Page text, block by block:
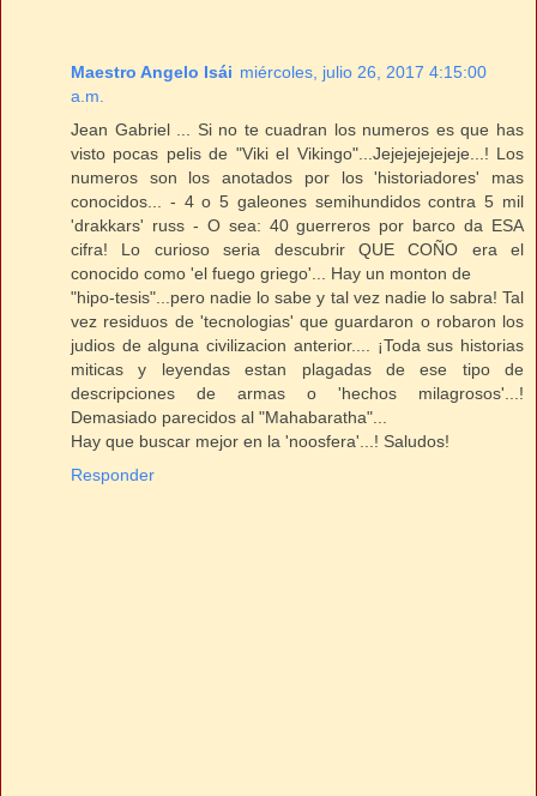
Maestro Angelo Isái miércoles, julio 26, 2017 4:15:00
a.m.
Jean Gabriel ... Si no te cuadran los numeros es que has
visto pocas pelis de "Viki el Vikingo"...Jejejejejejeje...! Los
numeros son los anotados por los 'historiadores' mas
conocidos... - 4 o 5 galeones semihundidos contra 5 mil
'drakkars' russ - O sea: 40 guerreros por barco da ESA
cifra! Lo curioso seria descubrir QUE COÑO era el
conocido como 'el fuego griego'... Hay un monton de
"hipo-tesis"...pero nadie lo sabe y tal vez nadie lo sabra! Tal
vez residuos de 'tecnologias' que guardaron o robaron los
judios de alguna civilizacion anterior.... ¡Toda sus historias
miticas y leyendas estan plagadas de ese tipo de
descripciones de armas o 'hechos milagrosos'...!
Demasiado parecidos al "Mahabaratha"...
Hay que buscar mejor en la 'noosfera'...! Saludos!
Responder